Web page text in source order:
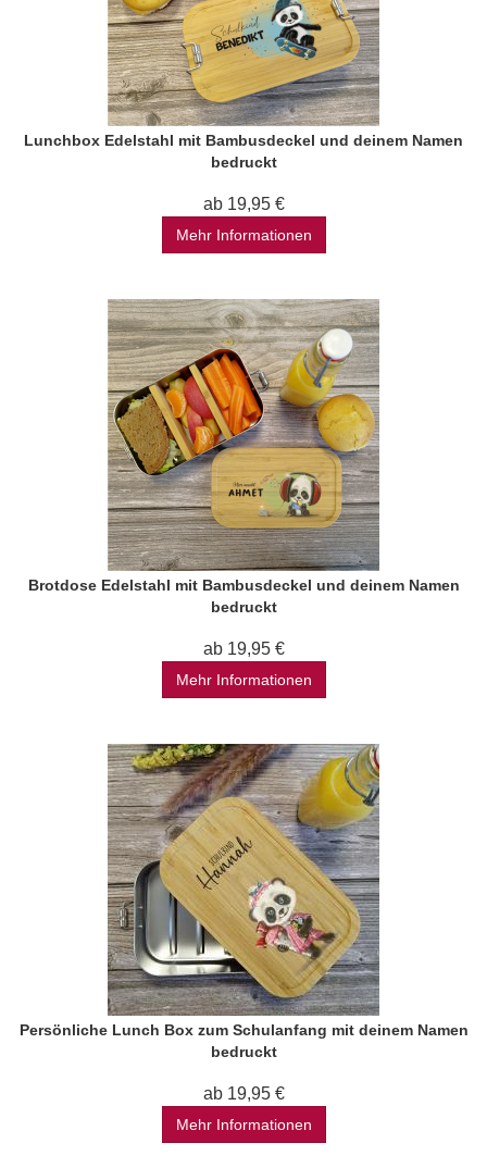
Lunchbox Edelstahl mit Bambusdeckel und deinem Namen
bedruckt
ab 19,95 €
Mehr Informationen
Brotdose Edelstahl mit Bambusdeckel und deinem Namen
bedruckt
ab 19,95 €
Mehr Informationen
Persönliche Lunch Box zum Schulanfang mit deinem Namen
bedruckt
ab 19,95 €
Mehr Informationen